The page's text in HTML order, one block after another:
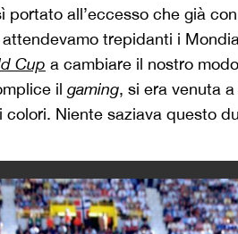
portato all’eccesso che già
attendevamo trepidanti i
Cup a cambiare il nostro
il gaming, si era venuta
colori. Niente saziava questo